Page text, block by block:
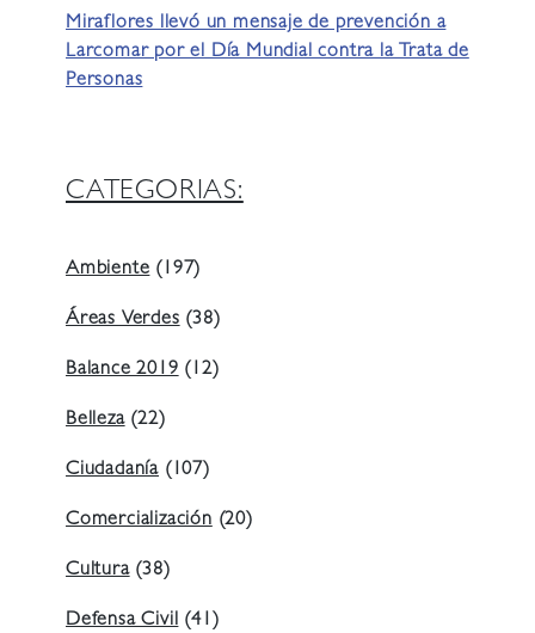
Miraflores llevó un mensaje de prevención a
Larcomar por el Día Mundial contra la Trata de
Personas
CATEGORIAS:
Ambiente(197)
Áreas Verdes(38)
Balance 2019(12)
Belleza(22)
Ciudadanía (107)
Comercialización(20)
Cultura(38)
Defensa Civil(41)